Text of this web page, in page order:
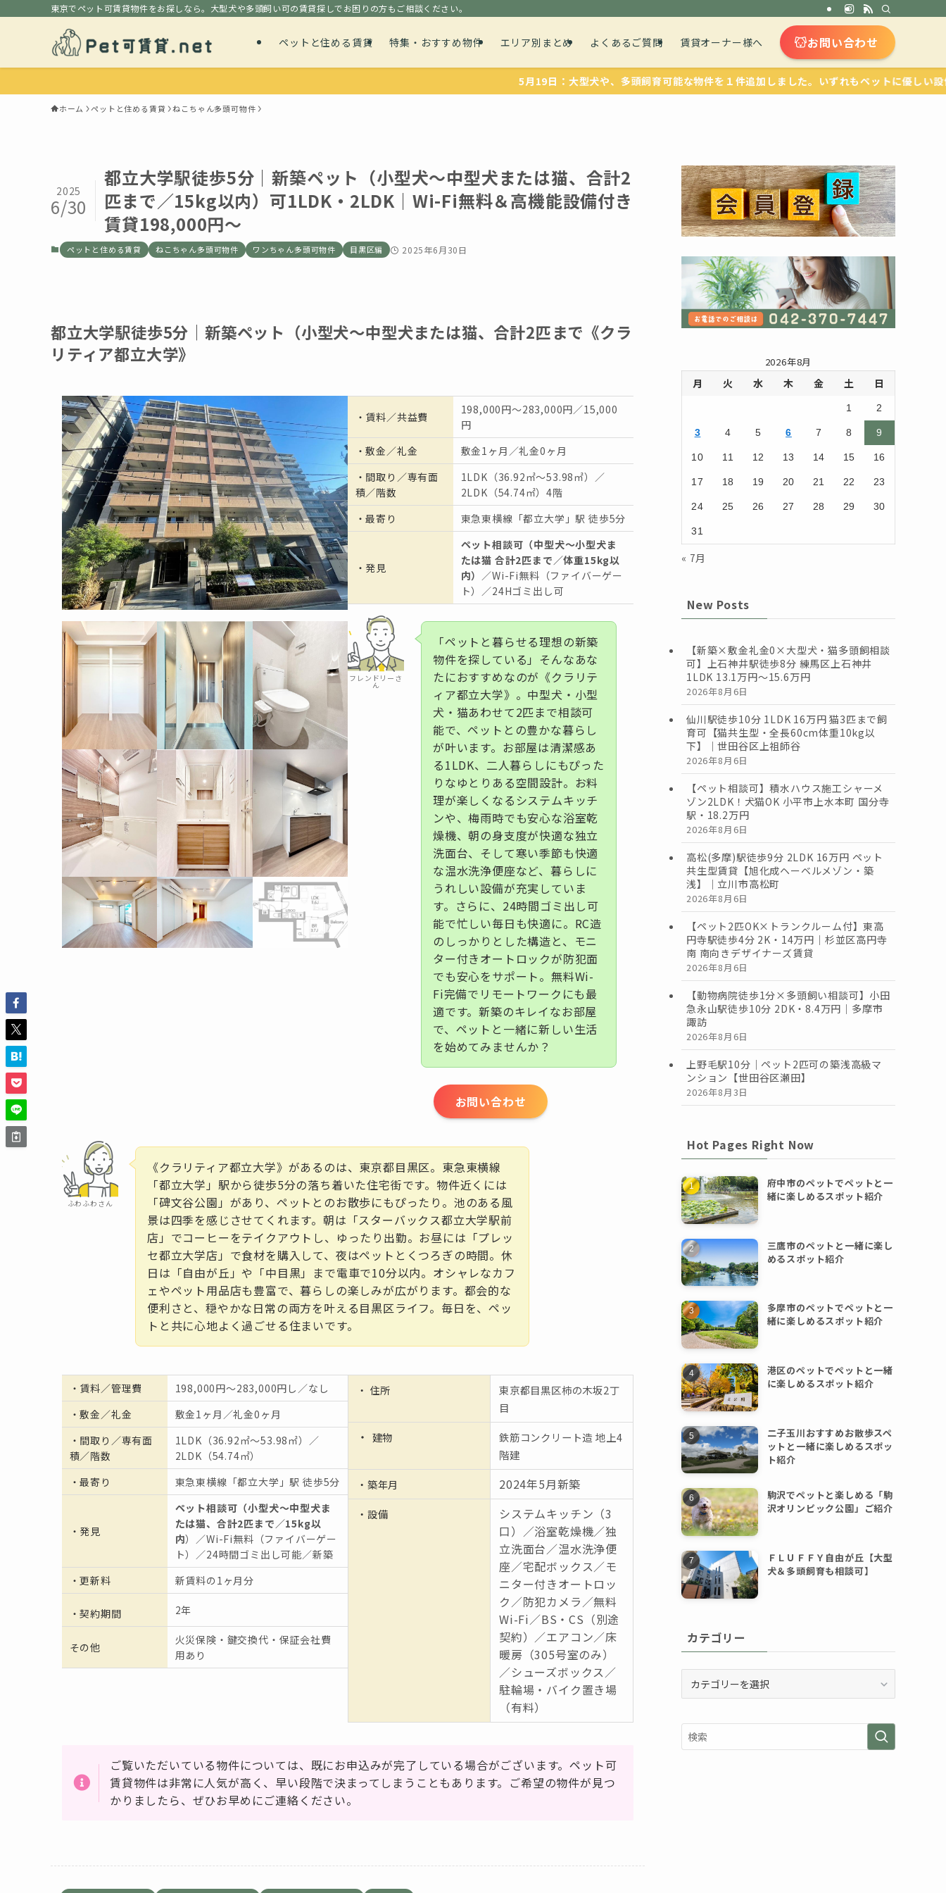
東京でペット可賃貸物件をお探しなら。大型犬や多頭飼い可の賃貸探しでお困りの方もご相談ください。
ペットと住める賃貸 特集・おすすめ物件 エリア別まとめ よくあるご質問 賃貸オーナー様へ お問い合わせ
5月19日：大型犬や、多頭飼育可能な物件を１件追加しました。いずれもペットに優しい設備が整っ
ホーム ペットと住める賃貸 ねこちゃん多頭可物件
都立大学駅徒歩5分｜新築ペット（小型犬〜中型犬または猫、合計2
匹まで／15kg以内）可1LDK・2LDK｜Wi-Fi無料＆高機能設備付き
賃貸198,000円〜
2025
6/30
ペットと住める賃貸 ねこちゃん多頭可物件 ワンちゃん多頭可物件 目黒区編 2025年6月30日
都立大学駅徒歩5分｜新築ペット（小型犬〜中型犬または猫、合計2匹まで《クラ
リティア都立大学》
・ 賃料／共益費
198,000円〜283,000円／15,000
円
・敷金／礼金
敷金1ヶ月／礼金0ヶ月
・間取り／専有面
積／階数
1LDK（36.92㎡〜53.98㎡）／
2LDK（54.74㎡）4階
・最寄り 東急東横線「都立大学」駅 徒歩5分
・発見
ペット相談可（中型犬〜小型犬ま
たは猫 合計2匹まで／体重15kg以
内） ／Wi-Fi無料（ファイバーゲー
ト）／24Hゴミ出し可
フレンドリーさ
ん
「ペットと暮らせる理想の新築
物件を探している」そんなあな
たにおすすめなのが《クラリテ
ィア都立大学》。中型犬・小型
犬・猫あわせて2匹まで相談可
能で、ペットとの豊かな暮らし
が叶います。お部屋は清潔感あ
る1LDK、二人暮らしにもぴった
りなゆとりある空間設計。お料
理が楽しくなるシステムキッチ
ンや、梅雨時でも安心な浴室乾
燥機、朝の身支度が快適な独立
洗面台、そして寒い季節も快適
な温水洗浄便座など、暮らしに
うれしい設備が充実していま
す。さらに、24時間ゴミ出し可
能で忙しい毎日も快適に。RC造
のしっかりとした構造と、モニ
ター付きオートロックが防犯面
でも安心をサポート。無料Wi-
Fi完備でリモートワークにも最
適です。新築のキレイなお部屋
で、ペットと一緒に新しい生活
を始めてみませんか？
お問い合わせ
ふわふわさん
《クラリティア都立大学》があるのは、東京都目黒区。東急東横線
「都立大学」駅から徒歩5分の落ち着いた住宅街です。物件近くには
「碑文谷公園」があり、ペットとのお散歩にもぴったり。池のある風
景は四季を感じさせてくれます。朝は「スターバックス都立大学駅前
店」でコーヒーをテイクアウトし、ゆったり出勤。お昼には「プレッ
セ都立大学店」で食材を購入して、夜はペットとくつろぎの時間。休
日は「自由が丘」や「中目黒」まで電車で10分以内。オシャレなカフ
ェやペット用品店も豊富で、暮らしの楽しみが広がります。都会的な
便利さと、穏やかな日常の両方を叶える目黒区ライフ。毎日を、ペッ
トと共に心地よく過ごせる住まいです。
・ 賃料／管理費
198,000円〜283,000円し／なし
・敷金／礼金
敷金1ヶ月／礼金0ヶ月
・間取り／専有面
積／階数
1LDK（36.92㎡〜53.98㎡）／
2LDK（54.74㎡）
・最寄り 東急東横線「都立大学」駅 徒歩5分
・発見
ペット相談可（小型犬〜中型犬ま
たは猫、合計2匹まで／15kg以
内）／Wi-Fi無料（ファイバーゲー
ト）／24時間ゴミ出し可能／新築
・更新料
新賃料の1ヶ月分
・契約期間 2年
その他
火災保険・鍵交換代・保証会社費
用あり
・ 住所
東京都目黒区柿の木坂2丁
目
・ 建物
鉄筋コンクリート造 地上4
階建
・築年月
2024年5月新築
・設備
システムキッチン（3
口）／浴室乾燥機／独
立洗面台／温水洗浄便
座／宅配ボックス／モ
ニター付きオートロッ
ク／防犯カメラ／無料
Wi-Fi／BS・CS（別途
契約）／エアコン／床
暖房（305号室のみ）
／シューズボックス／
駐輪場・バイク置き場
（有料）
ご覧いただいている物件については、既にお申込みが完了している場合がございます。ペット可
賃貸物件は非常に人気が高く、早い段階で決まってしまうこともあります。ご希望の物件が見つ
かりましたら、ぜひお早めにご連絡ください。
2026年8月
月 火 水 木 金 土 日
1 2
3 4 5 6 7 8 9
10 11 12 13 14 15 16
17 18 19 20 21 22 23
24 25 26 27 28 29 30
31
« 7月
New Posts
【新築×敷金礼金0×大型犬・猫多頭飼相談
可】上石神井駅徒歩8分 練馬区上石神井
1LDK 13.1万円〜15.6万円
2026年8月6日
仙川駅徒歩10分 1LDK 16万円 猫3匹まで飼
育可【猫共生型・全長60cm体重10kg以
下】｜世田谷区上祖師谷
2026年8月6日
【ペット相談可】積水ハウス施工シャーメ
ゾン2LDK！犬猫OK 小平市上水本町 国分寺
駅・18.2万円
2026年8月6日
高松(多摩)駅徒歩9分 2LDK 16万円 ペット
共生型賃貸【旭化成ヘーベルメゾン・築
浅】｜立川市高松町
2026年8月6日
【ペット2匹OK×トランクルーム付】東高
円寺駅徒歩4分 2K・14万円｜杉並区高円寺
南 南向きデザイナーズ賃貸
2026年8月6日
【動物病院徒歩1分×多頭飼い相談可】小田
急永山駅徒歩10分 2DK・8.4万円｜多摩市
諏訪
2026年8月6日
上野毛駅10分｜ペット2匹可の築浅高級マ
ンション【世田谷区瀬田】
2026年8月3日
Hot Pages Right Now
府中市のペットでペットと一
緒に楽しめるスポット紹介
三鷹市のペットと一緒に楽し
めるスポット紹介
多摩市のペットでペットと一
緒に楽しめるスポット紹介
港区のペットでペットと一緒
に楽しめるスポット紹介
二子玉川おすすめお散歩スペ
ットと一緒に楽しめるスポッ
ト紹介
駒沢でペットと楽しめる「駒
沢オリンピック公園」ご紹介
ＦＬＵＦＦＹ自由が丘【大型
犬＆多頭飼育も相談可】
カテゴリー
リ
ー